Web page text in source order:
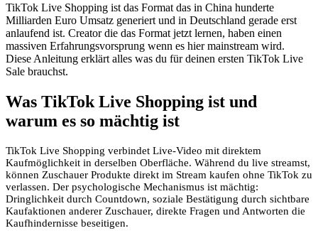
TikTok Live Shopping ist das Format das in China hunderte
Milliarden Euro Umsatz generiert und in Deutschland gerade erst
anlaufend ist. Creator die das Format jetzt lernen, haben einen
massiven Erfahrungsvorsprung wenn es hier mainstream wird.
Diese Anleitung erklärt alles was du für deinen ersten TikTok Live
Sale brauchst.
Was TikTok Live Shopping ist und
warum es so mächtig ist
TikTok Live Shopping verbindet Live-Video mit direktem
Kaufmöglichkeit in derselben Oberfläche. Während du live streamst,
können Zuschauer Produkte direkt im Stream kaufen ohne TikTok zu
verlassen. Der psychologische Mechanismus ist mächtig:
Dringlichkeit durch Countdown, soziale Bestätigung durch sichtbare
Kaufaktionen anderer Zuschauer, direkte Fragen und Antworten die
Kaufhindernisse beseitigen.